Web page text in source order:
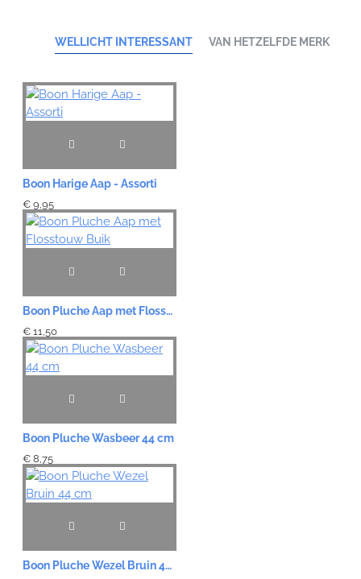
WELLICHT INTERESSANT VAN HETZELFDE MERK
Boon Harige Aap - Assorti
€ 9,95
Boon Pluche Aap met Flosstouw Buik
€ 11,50
Boon Pluche Wasbeer 44 cm
€ 8,75
Boon Pluche Wezel Bruin 44 cm